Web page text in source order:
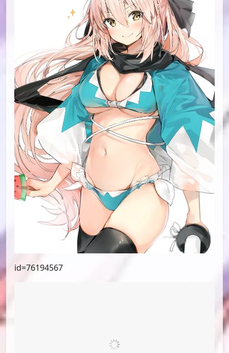
id=76194567